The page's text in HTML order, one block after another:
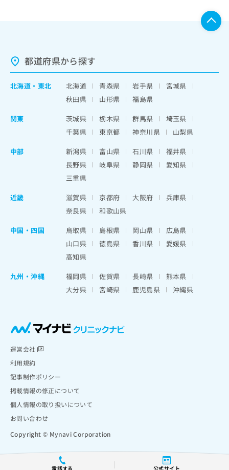
電話する 公式サイト
都道府県から探す
北海道 ・ 東北 北海道 青森県 岩手県
宮城県
秋田県
山形県
福島県
関東
茨城県 栃木県 群馬県
埼玉県
千葉県
東京都 神奈川県
山梨県
中部
新潟県 富山県 石川県
福井県
長野県
岐阜県 静岡県
愛知県
三重県
近畿
滋賀県 京都府 大阪府
兵庫県
奈良県
和歌山県
中国・四国
鳥取県 島根県 岡山県
広島県
山口県
徳島県 香川県
愛媛県
高知県
九州・沖縄
福岡県 佐賀県 長崎県
熊本県
大分県
宮崎県 鹿児島県 沖縄県
運営会社
利用規約
記事制作ポリシー
掲載情報の修正について
個人情報の取り扱いについて
お問い合わせ
Copyright © Mynavi Corporation